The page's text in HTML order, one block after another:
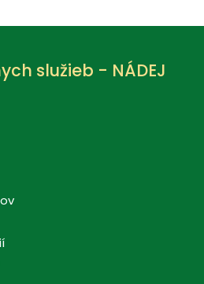
služieb - NÁDEJ